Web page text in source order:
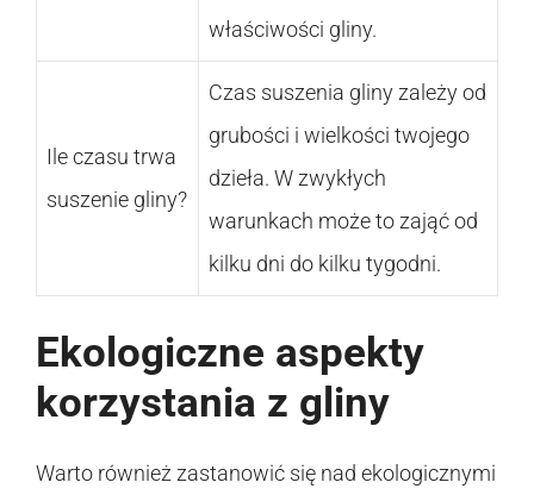
właściwości gliny.
Ile czasu trwa
suszenie gliny?
Czas suszenia gliny zależy od
grubości i wielkości twojego
dzieła. W zwykłych
warunkach może to zająć od
kilku dni do kilku tygodni.
Ekologiczne aspekty
korzystania z gliny
Warto również zastanowić się nad ekologicznymi